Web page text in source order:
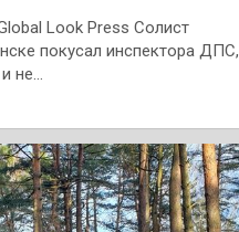
Look Press Солист
покусал инспектора ДПС,
не…